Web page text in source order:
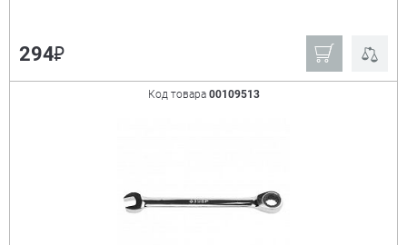
294₽
Код товара 00109513